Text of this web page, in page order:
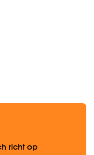
richt op